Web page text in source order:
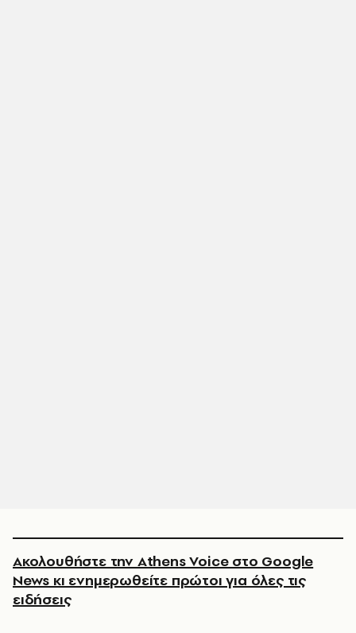
Ακολουθήστε την Athens Voice στο Google
News κι ενημερωθείτε πρώτοι για όλες τις
ειδήσεις